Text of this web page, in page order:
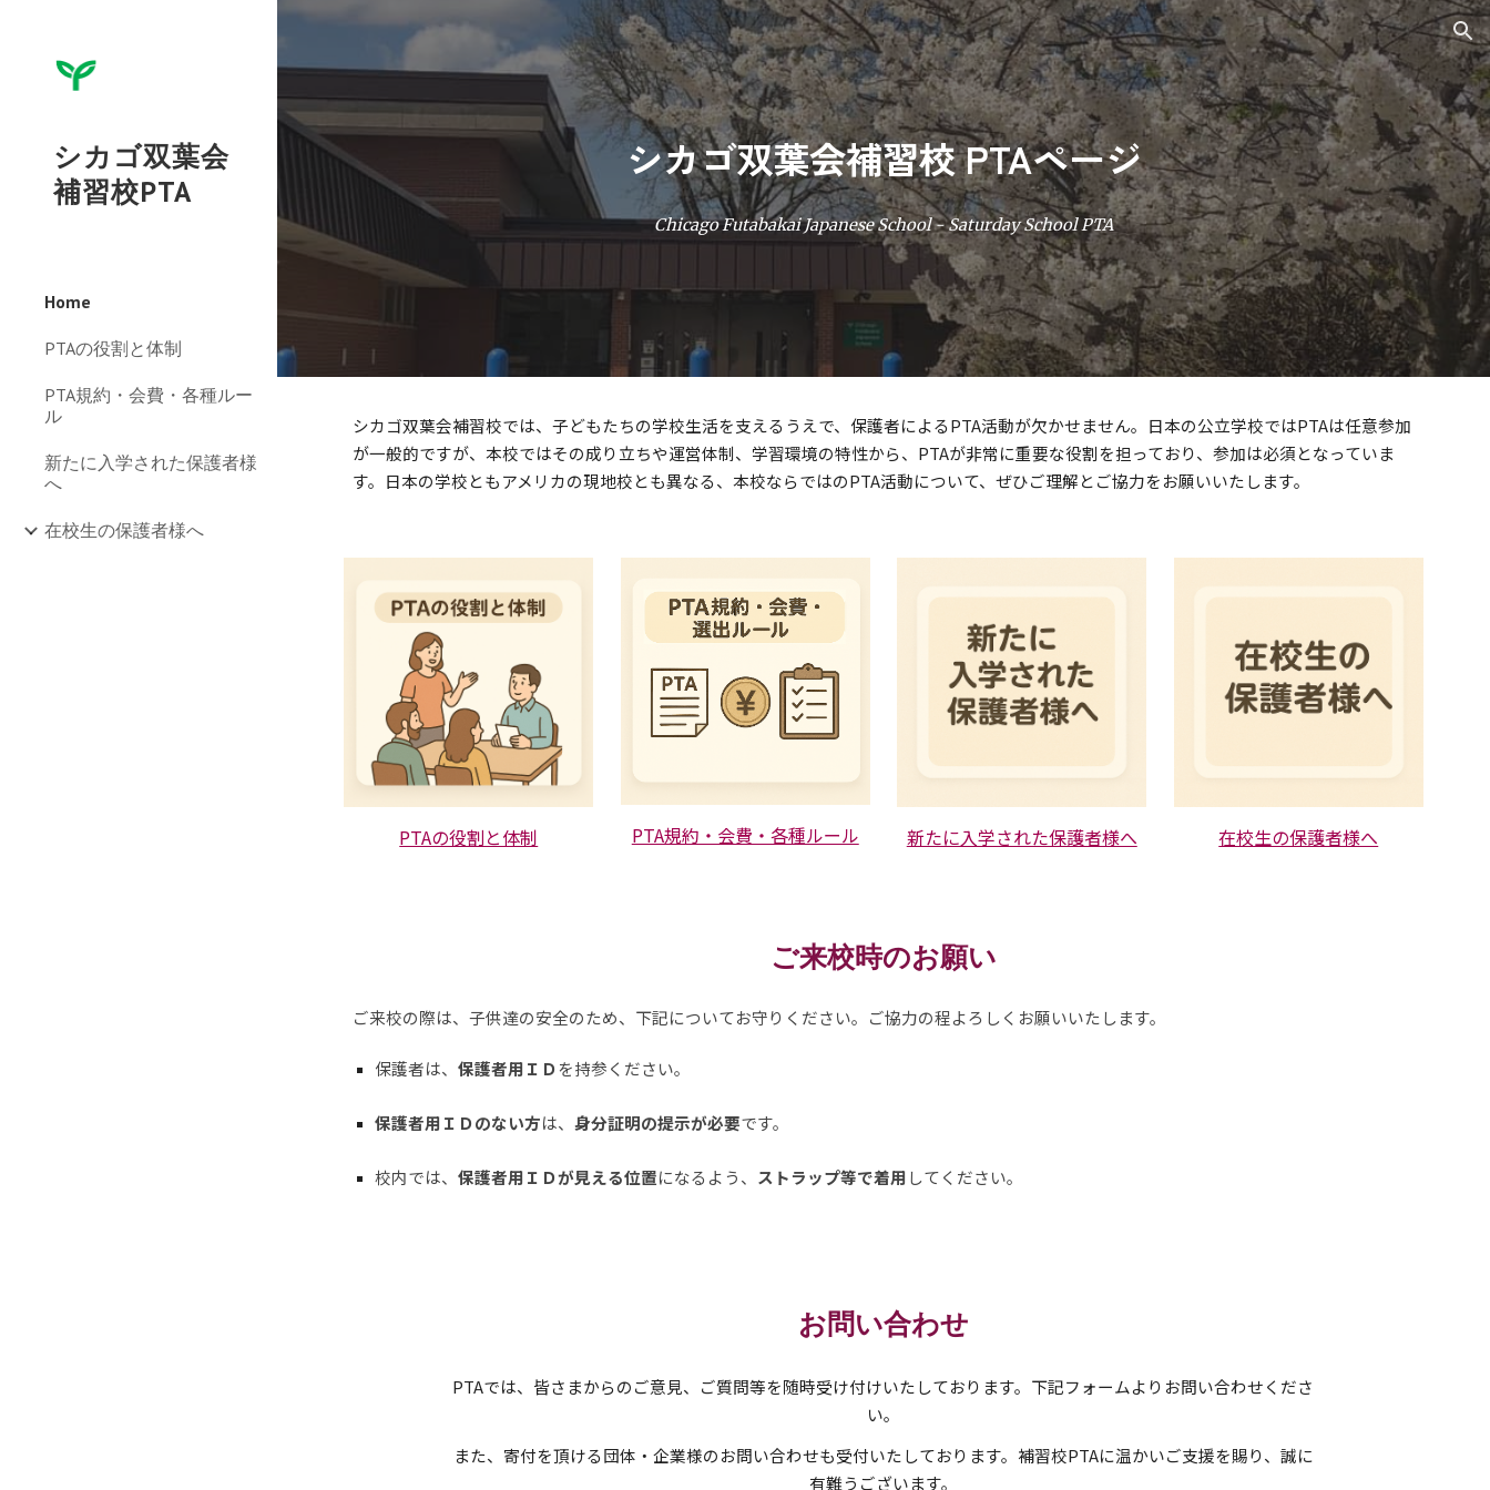
Skip to main content Skip to navigation
シカゴ双葉会
補習校PTA
Home
PTAの役割と体制
PTA規約・会費・各種ルー
ル
新たに入学された保護者様
へ
在校生の保護者様へ
シカゴ双葉会補習校 PTAページ
Chicago Futabakai Japanese School - Saturday School PTA
シカゴ双葉会補習校では、子どもたちの学校生活を支えるうえで、保護者によるPTA活動が欠かせません。日本の公立学校ではPTAは任意参加
が一般的ですが、本校ではその成り立ちや運営体制、学習環境の特性から、PTAが非常に重要な役割を担っており、参加は必須となっていま
す。日本の学校ともアメリカの現地校とも異なる、本校ならではのPTA活動について、ぜひご理解とご協力をお願いいたします。
PTAの役割と体制 PTA規約・会費・各種ルール 新たに入学された保護者様へ 在校生の保護者様へ
ご来校時のお願い
ご来校の際は、子供達の安全のため、下記についてお守りください。ご協力の程よろしくお願いいたします。
保護者は、保護者用ＩＤを持参ください。
保護者用ＩＤのない方は、身分証明の提示が必要です。
校内では、保護者用ＩＤが見える位置になるよう、 ストラップ等で着用してください。
お問い合わせ
PTAでは、皆さまからのご意見、ご質問等を随時受け付けいたしております。下記フォームよりお問い合わせくださ
い。
また、寄付を頂ける団体・企業様のお問い合わせも受付いたしております。補習校PTAに温かいご支援を賜り、誠に
有難うございます。